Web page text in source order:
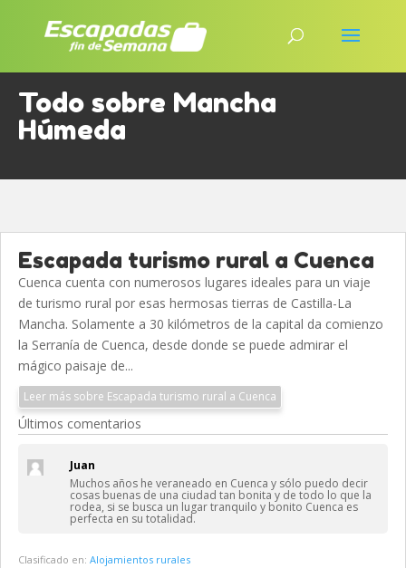
Todo sobre Mancha
Húmeda
Escapada turismo rural a Cuenca
Cuenca cuenta con numerosos lugares ideales para un viaje
de turismo rural por esas hermosas tierras de Castilla-La
Mancha. Solamente a 30 kilómetros de la capital da comienzo
la Serranía de Cuenca, desde donde se puede admirar el
mágico paisaje de...
Leer más sobre Escapada turismo rural a Cuenca
Últimos comentarios
Juan
Muchos años he veraneado en Cuenca y sólo puedo decir
cosas buenas de una ciudad tan bonita y de todo lo que la
rodea, si se busca un lugar tranquilo y bonito Cuenca es
perfecta en su totalidad.
Clasificado en: Alojamientos rurales